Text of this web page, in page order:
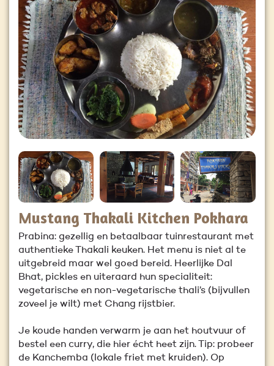
Mustang Thakali Kitchen Pokhara
Prabina: gezellig en betaalbaar tuinrestaurant met
authentieke Thakali keuken. Het menu is niet al te
uitgebreid maar wel goed bereid. Heerlijke Dal
Bhat, pickles en uiteraard hun specialiteit:
vegetarische en non-vegetarische thali’s (bijvullen
zoveel je wilt) met Chang rijstbier.
Je koude handen verwarm je aan het houtvuur of
bestel een curry, die hier écht heet zijn. Tip: probeer
de Kanchemba (lokale friet met kruiden). Op